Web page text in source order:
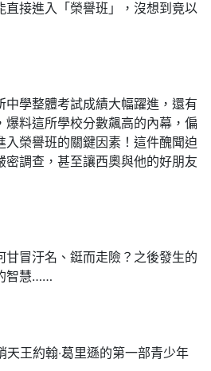
直接進入「榮譽班」，沒想到竟以
中學整體考試成績大幅躍進，還有
爆料這所學校分數飆高的內幕，偏
入榮譽班的關鍵因素！這件醜聞迫
密調查，甚至讓西奧與他的好朋友
甘冒汙名、鋌而走險？之後發生的
智慧……
王約翰‧葛里遜的第一部青少年